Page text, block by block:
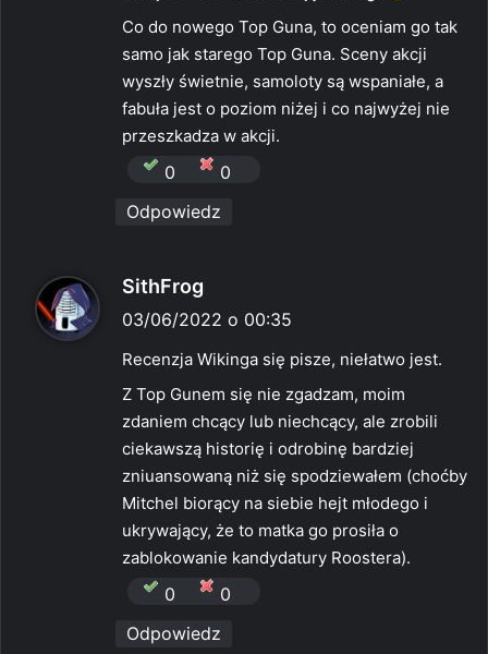
e
:
Co do nowego Top Guna, to oceniam go tak
samo jak starego Top Guna. Sceny akcji
wyszły świetnie, samoloty są wspaniałe, a
fabuła jest o poziom niżej i co najwyżej nie
przeszkadza w akcji.
0
0
Odpowiedz
SithFrog
i
e
:
03/06/2022 o 00:35
Recenzja Wikinga się pisze, niełatwo jest.
Z Top Gunem się nie zgadzam, moim
zdaniem chcący lub niechcący, ale zrobili
ciekawszą historię i odrobinę bardziej
zniuansowaną niż się spodziewałem (choćby
Mitchel biorący na siebie hejt młodego i
ukrywający, że to matka go prosiła o
zablokowanie kandydatury Roostera).
0
0
Odpowiedz